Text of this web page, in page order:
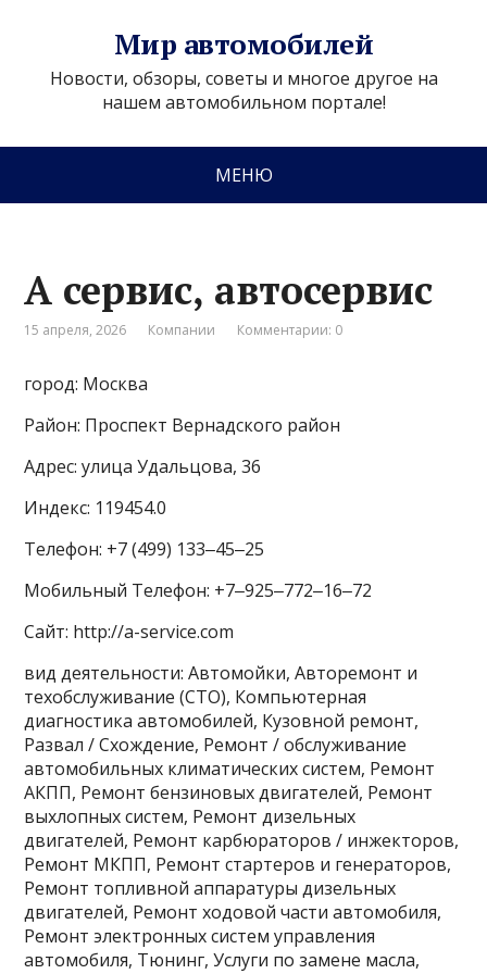
Мир автомобилей
Новости, обзоры, советы и многое другое на
нашем автомобильном портале!
МЕНЮ
А сервис, автосервис
15 апреля, 2026 Компании Комментарии: 0
город: Москва
Район: Проспект Вернадского район
Адрес: улица Удальцова, 36
Индекс: 119454.0
Телефон: +7 (499) 133‒45‒25
Мобильный Телефон: +7‒925‒772‒16‒72
Сайт: http://a-service.com
вид деятельности: Автомойки, Авторемонт и
техобслуживание (СТО), Компьютерная
диагностика автомобилей, Кузовной ремонт,
Развал / Схождение, Ремонт / обслуживание
автомобильных климатических систем, Ремонт
АКПП, Ремонт бензиновых двигателей, Ремонт
выхлопных систем, Ремонт дизельных
двигателей, Ремонт карбюраторов / инжекторов,
Ремонт МКПП, Ремонт стартеров и генераторов,
Ремонт топливной аппаратуры дизельных
двигателей, Ремонт ходовой части автомобиля,
Ремонт электронных систем управления
автомобиля, Тюнинг, Услуги по замене масла,